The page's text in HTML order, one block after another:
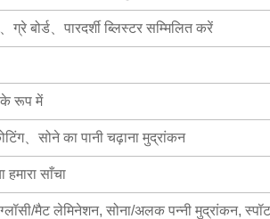
बोर्ड、पारदर्शी ब्लिस्टर सम्मिलित करें
के रूप में
、सोने का पानी चढ़ाना मुद्रांकन
साँचा
ग्लॉसी/मैट लेमिनेशन, सोना/अलक पन्नी मुद्रांकन,